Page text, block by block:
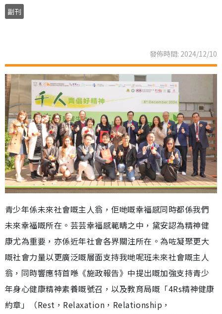
副刊
發佈時間: 2024/12/10
青少年係未來社會嘅主人翁，佢哋嘅幸福感同時都係我們
未來幸福嘅所在。芸芸幸福感範疇之中，黛安認為精神健
康尤為重要，亦係近年社會各界關注所在。為咗凝聚更大
嘅社會力量以更廣泛嘅層面支持我哋呢班未來社會嘅主人
翁，同時響應特首喺《施政報告》中提出嘅加強支持青少
年身心健康精神素養嘅號召，以及教育局嘅「4Rs精神健康
約章」（Rest，Relaxation，Relationship，